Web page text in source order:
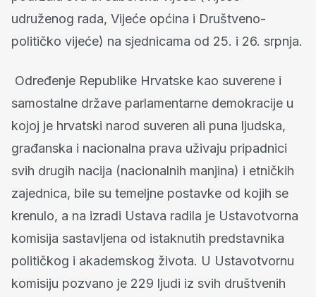
udruženog rada, Vijeće općina i Društveno-
političko vijeće) na sjednicama od 25. i 26. srpnja.
Određenje Republike Hrvatske kao suverene i
samostalne države parlamentarne demokracije u
kojoj je hrvatski narod suveren ali puna ljudska,
građanska i nacionalna prava uživaju pripadnici
svih drugih nacija (nacionalnih manjina) i etničkih
zajednica, bile su temeljne postavke od kojih se
krenulo, a na izradi Ustava radila je Ustavotvorna
komisija sastavljena od istaknutih predstavnika
političkog i akademskog života. U Ustavotvornu
komisiju pozvano je 229 ljudi iz svih društvenih